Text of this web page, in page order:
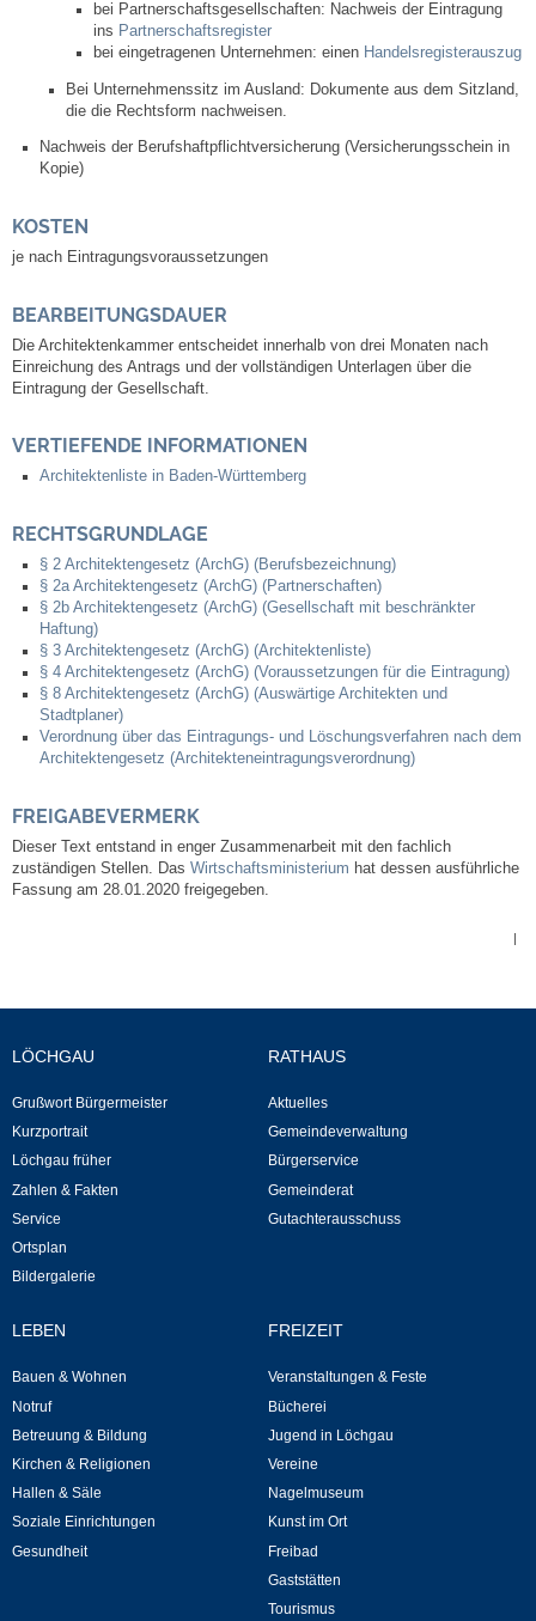
Neuapostolische Kirche
Hallen & Säle
Gemeindehalle
Sporthalle Greuth
Hallen- und Raumreservierung
Gesundheit
Freizeit
Veranstaltungen & Feste
Veranstaltungskalender
Hasenropferfest
Veranstaltungen
Jugend in Löchgau
Selbsteintrag
Nagelmuseum
Dorfrundgang
Kunst- und Kulturkreis
Freibad
bei Partnerschaftsgesellschaften: Nachweis der Eintragung
ins Partnerschaftsregister
bei eingetragenen Unternehmen: einen Handelsregisterauszug
Bei Unternehmenssitz im Ausland: Dokumente aus dem Sitzland,
die die Rechtsform nachweisen.
Nachweis der Berufshaftpflichtversicherung (Versicherungsschein in
Kopie)
KOSTEN
je nach Eintragungsvoraussetzungen
BEARBEITUNGSDAUER
Die Architektenkammer entscheidet innerhalb von drei Monaten nach
Einreichung des Antrags und der vollständigen Unterlagen über die
Eintragung der Gesellschaft.
VERTIEFENDE INFORMATIONEN
Architektenliste in Baden-Württemberg
RECHTSGRUNDLAGE
§ 2 Architektengesetz (ArchG) (Berufsbezeichnung)
§ 2a Architektengesetz (ArchG) (Partnerschaften)
§ 2b Architektengesetz (ArchG) (Gesellschaft mit beschränkter
Haftung)
§ 3 Architektengesetz (ArchG) (Architektenliste)
§ 4 Architektengesetz (ArchG) (Voraussetzungen für die Eintragung)
§ 8 Architektengesetz (ArchG) (Auswärtige Architekten und
Stadtplaner)
Verordnung über das Eintragungs- und Löschungsverfahren nach dem
Architektengesetz (Architekteneintragungsverordnung)
FREIGABEVERMERK
Dieser Text entstand in enger Zusammenarbeit mit den fachlich
zuständigen Stellen. Das Wirtschaftsministerium hat dessen ausführliche
Fassung am 28.01.2020 freigegeben.
|
LÖCHGAU
Grußwort Bürgermeister
Kurzportrait
Löchgau früher
Zahlen & Fakten
Service
Ortsplan
Bildergalerie
RATHAUS
Aktuelles
Gemeindeverwaltung
Bürgerservice
Gemeinderat
Gutachterausschuss
LEBEN
Bauen & Wohnen
Notruf
Betreuung & Bildung
Kirchen & Religionen
Hallen & Säle
Soziale Einrichtungen
Gesundheit
FREIZEIT
Veranstaltungen & Feste
Bücherei
Jugend in Löchgau
Vereine
Nagelmuseum
Kunst im Ort
Freibad
Gaststätten
Tourismus